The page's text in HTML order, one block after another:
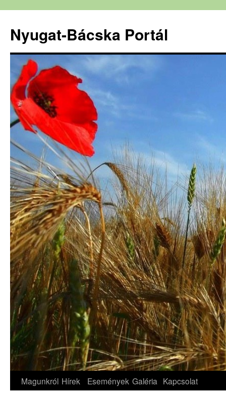
Nyugat-Bácska Portál
Magunkról Hírek Események Galéria Kapcsolat